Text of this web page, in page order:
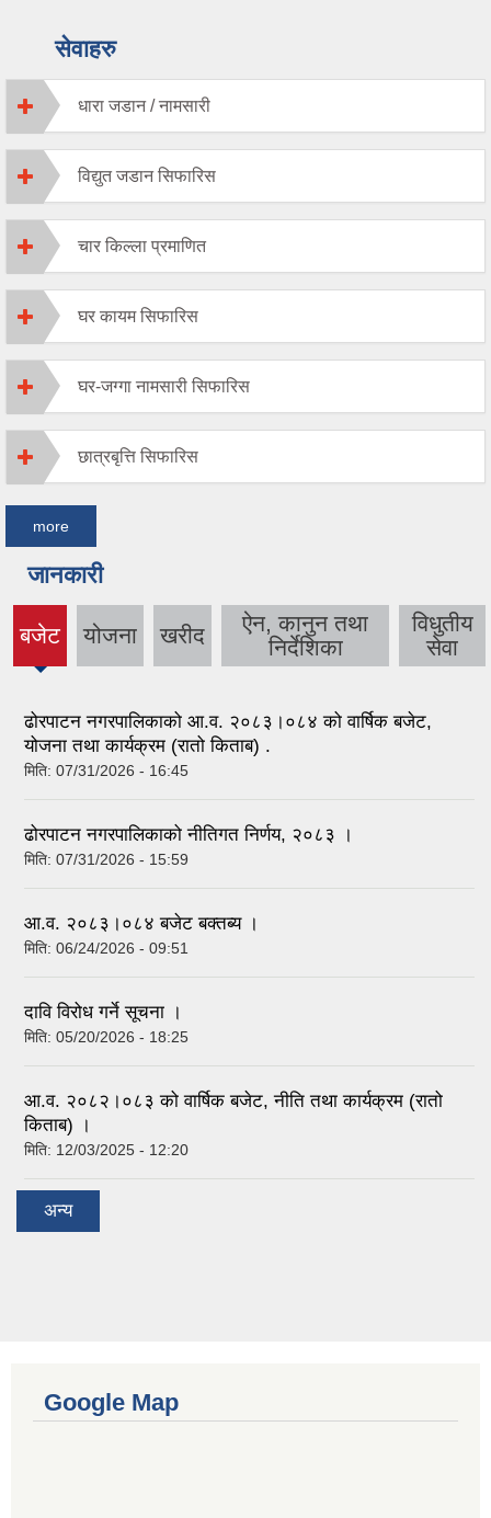
सेवाहरु
धारा जडान / नामसारी
विद्युत जडान सिफारिस
चार किल्ला प्रमाणित
घर कायम सिफारिस
घर-जग्गा नामसारी सिफारिस
छात्रबृत्ति सिफारिस
more
जानकारी
बजेट
(active
tab)
योजना खरीद
ऐन, कानुन तथा
निर्देशिका
विधुतीय
सेवा
ढोरपाटन नगरपालिकाको आ.व. २०८३।०८४ को वार्षिक बजेट,
योजना तथा कार्यक्रम (रातो किताब) .
मिति: 07/31/2026 - 16:45
ढोरपाटन नगरपालिकाको नीतिगत निर्णय, २०८३ ।
मिति: 07/31/2026 - 15:59
आ.व. २०८३।०८४ बजेट बक्तब्य ।
मिति: 06/24/2026 - 09:51
दावि विरोध गर्ने सूचना ।
मिति: 05/20/2026 - 18:25
आ.व. २०८२।०८३ को वार्षिक बजेट, नीति तथा कार्यक्रम (रातो
किताब) ।
मिति: 12/03/2025 - 12:20
अन्य
Google Map